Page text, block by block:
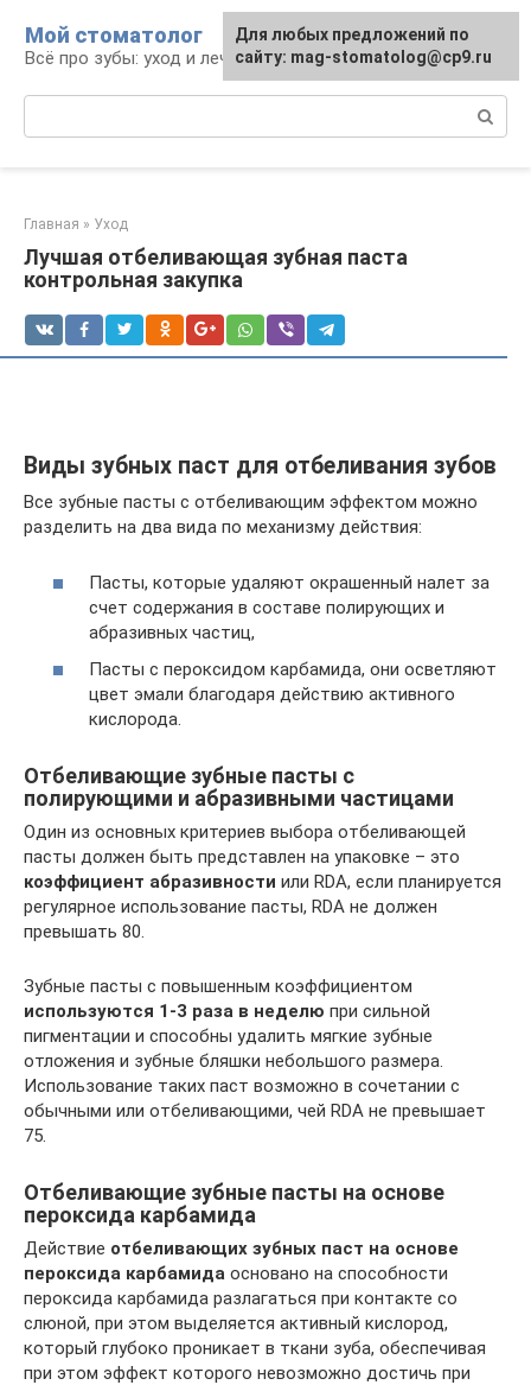
контенту
Мой стоматолог
Всё про зубы: уход и лечение
Главная » Уход
Лучшая отбеливающая зубная паста
контрольная закупка
Виды зубных паст для отбеливания зубов
Все зубные пасты с отбеливающим эффектом можно
разделить на два вида по механизму действия:
Пасты, которые удаляют окрашенный налет за
счет содержания в составе полирующих и
абразивных частиц,
Пасты с пероксидом карбамида, они осветляют
цвет эмали благодаря действию активного
кислорода.
Отбеливающие зубные пасты с
полирующими и абразивными частицами
Один из основных критериев выбора отбеливающей
пасты должен быть представлен на упаковке – это
коэффициент абразивности или RDA, если планируется
регулярное использование пасты, RDA не должен
превышать 80.
Зубные пасты с повышенным коэффициентом
используются 1-3 раза в неделю при сильной
пигментации и способны удалить мягкие зубные
отложения и зубные бляшки небольшого размера.
Использование таких паст возможно в сочетании с
обычными или отбеливающими, чей RDA не превышает
75.
Отбеливающие зубные пасты на основе
пероксида карбамида
Действие отбеливающих зубных паст на основе
пероксида карбамида основано на способности
пероксида карбамида разлагаться при контакте со
слюной, при этом выделяется активный кислород,
который глубоко проникает в ткани зуба, обеспечивая
при этом эффект которого невозможно достичь при
Для любых предложений по
сайту: mag-stomatolog@cp9.ru